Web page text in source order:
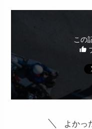
この
よかっ